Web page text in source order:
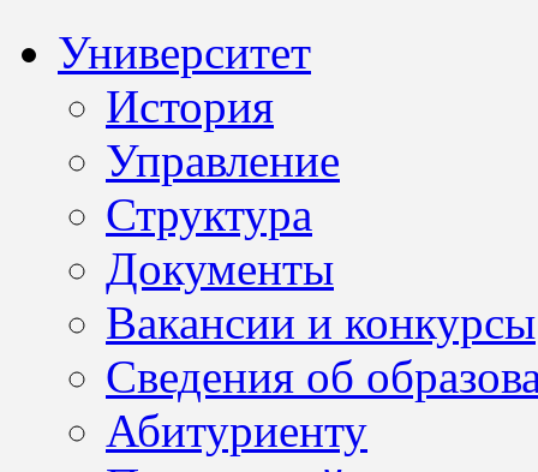
Университет
История
Управление
Структура
Документы
Вакансии и конкурсы
Сведения об
Абитуриенту